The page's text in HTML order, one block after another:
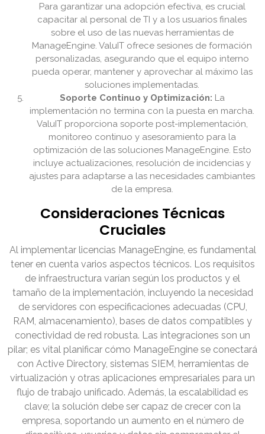
Para garantizar una adopción efectiva, es crucial
capacitar al personal de TI y a los usuarios finales
sobre el uso de las nuevas herramientas de
ManageEngine. ValuIT ofrece sesiones de formación
personalizadas, asegurando que el equipo interno
pueda operar, mantener y aprovechar al máximo las
soluciones implementadas.
Soporte Continuo y Optimización: La
implementación no termina con la puesta en marcha.
ValuIT proporciona soporte post-implementación,
monitoreo continuo y asesoramiento para la
optimización de las soluciones ManageEngine. Esto
incluye actualizaciones, resolución de incidencias y
ajustes para adaptarse a las necesidades cambiantes
de la empresa.
Consideraciones Técnicas
Cruciales
Al implementar licencias ManageEngine, es fundamental
tener en cuenta varios aspectos técnicos. Los requisitos
de infraestructura varían según los productos y el
tamaño de la implementación, incluyendo la necesidad
de servidores con especificaciones adecuadas (CPU,
RAM, almacenamiento), bases de datos compatibles y
conectividad de red robusta. Las integraciones son un
pilar; es vital planificar cómo ManageEngine se conectará
con Active Directory, sistemas SIEM, herramientas de
virtualización y otras aplicaciones empresariales para un
flujo de trabajo unificado. Además, la escalabilidad es
clave; la solución debe ser capaz de crecer con la
empresa, soportando un aumento en el número de